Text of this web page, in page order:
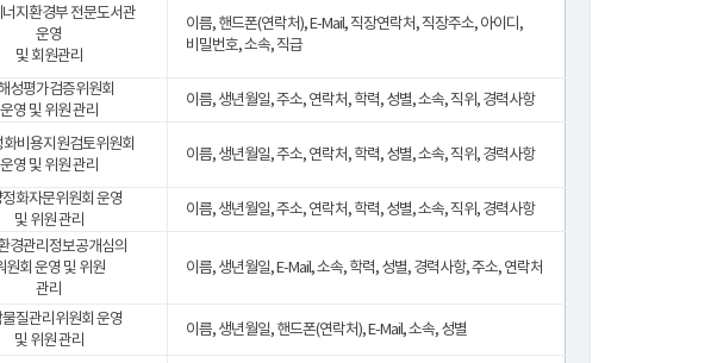
지환경부 전문도서관
운영
및 회원관리
이름, 핸드폰(연락처), E-Mail, 직장연락처, 직장주소, 아이디,
비밀번호, 소속, 직급
성평가검증위원회
운영 및 위원 관리
이름, 생년월일, 주소, 연락처, 학력, 성별, 소속, 직위, 경력사항
비용지원검토위원회
운영 및 위원 관리
이름, 생년월일, 주소, 연락처, 학력, 성별, 소속, 직위, 경력사항
화자문위원회 운영
및 위원 관리
이름, 생년월일, 주소, 연락처, 학력, 성별, 소속, 직위, 경력사항
경관리정보공개심의
원회 운영 및 위원
관리
이름, 생년월일, E-Mail, 소속, 학력, 성별, 경력사항, 주소, 연락처
질관리위원회 운영
및 위원 관리
이름, 생년월일, 핸드폰(연락처), E-Mail, 소속, 성별